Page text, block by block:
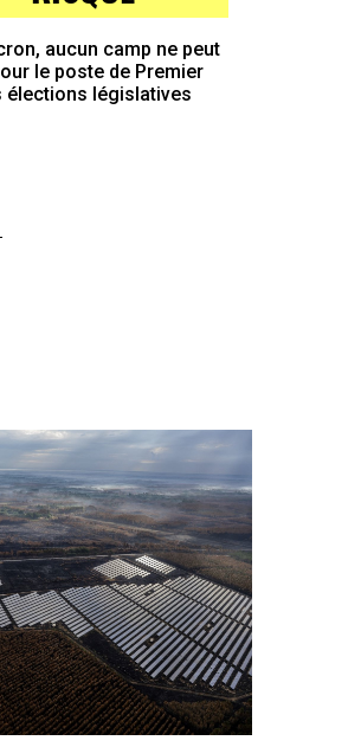
aucun camp ne peut
le poste de Premier
élections législatives